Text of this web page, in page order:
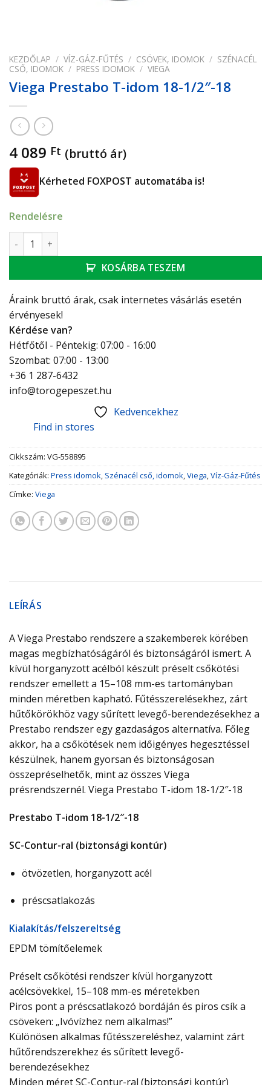
KEZDŐLAP / VÍZ-GÁZ-FŰTÉS / CSÖVEK, IDOMOK / SZÉNACÉL
CSŐ, IDOMOK / PRESS IDOMOK / VIEGA
Viega Prestabo T-idom 18-1/2″-18
4 089 Ft (bruttó ár)
Kérheted FOXPOST automatába is!
Rendelésre
Viega Prestabo T-idom 18-1/2"-18 mennyiség
KOSÁRBA TESZEM
Áraink bruttó árak, csak internetes vásárlás esetén
érvényesek!
Kérdése van?
Hétfőtől - Péntekig: 07:00 - 16:00
Szombat: 07:00 - 13:00
+36 1 287-6432
info@torogepeszet.hu
Kedvencekhez
Find in stores
Cikkszám: VG-558895
Kategóriák: Press idomok, Szénacél cső, idomok,Viega,Víz-Gáz-Fűtés
Címke: Viega
LEÍRÁS
A Viega Prestabo rendszere a szakemberek körében
magas megbízhatóságáról és biztonságáról ismert. A
kívül horganyzott acélból készült préselt csőkötési
rendszer emellett a 15–108 mm-es tartományban
minden méretben kapható. Fűtésszerelésekhez, zárt
hűtőkörökhöz vagy sűrített levegő-berendezésekhez a
Prestabo rendszer egy gazdaságos alternatíva. Főleg
akkor, ha a csőkötések nem időigényes hegesztéssel
készülnek, hanem gyorsan és biztonságosan
összepréselhetők, mint az összes Viega
présrendszernél. Viega Prestabo T-idom 18-1/2″-18
Prestabo T-idom 18-1/2″-18
SC-Contur-ral (biztonsági kontúr)
ötvözetlen, horganyzott acél
préscsatlakozás
Ki­ala­kí­tás/­fel­sze­relt­ség
EPDM tömítőelemek
Préselt csőkötési rendszer kívül horganyzott
acélcsövekkel, 15–108 mm-es méretekben
Piros pont a préscsatlakozó bordáján és piros csík a
csöveken: „Ivóvízhez nem alkalmas!”
Különösen alkalmas fűtésszereléshez, valamint zárt
hűtőrendszerekhez és sűrített levegő-
berendezésekhez
Minden méret SC-Contur-ral (biztonsági kontúr)